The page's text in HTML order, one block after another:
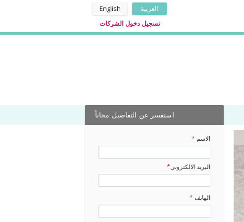
العربية
English
تسجيل دخول الشركات
استفسر عن التفاصيل مجاناً
الاسم *
البريد الالكتروني*
الهاتف *